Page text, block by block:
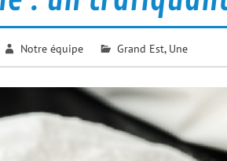
Notre équipe Grand Est, Une